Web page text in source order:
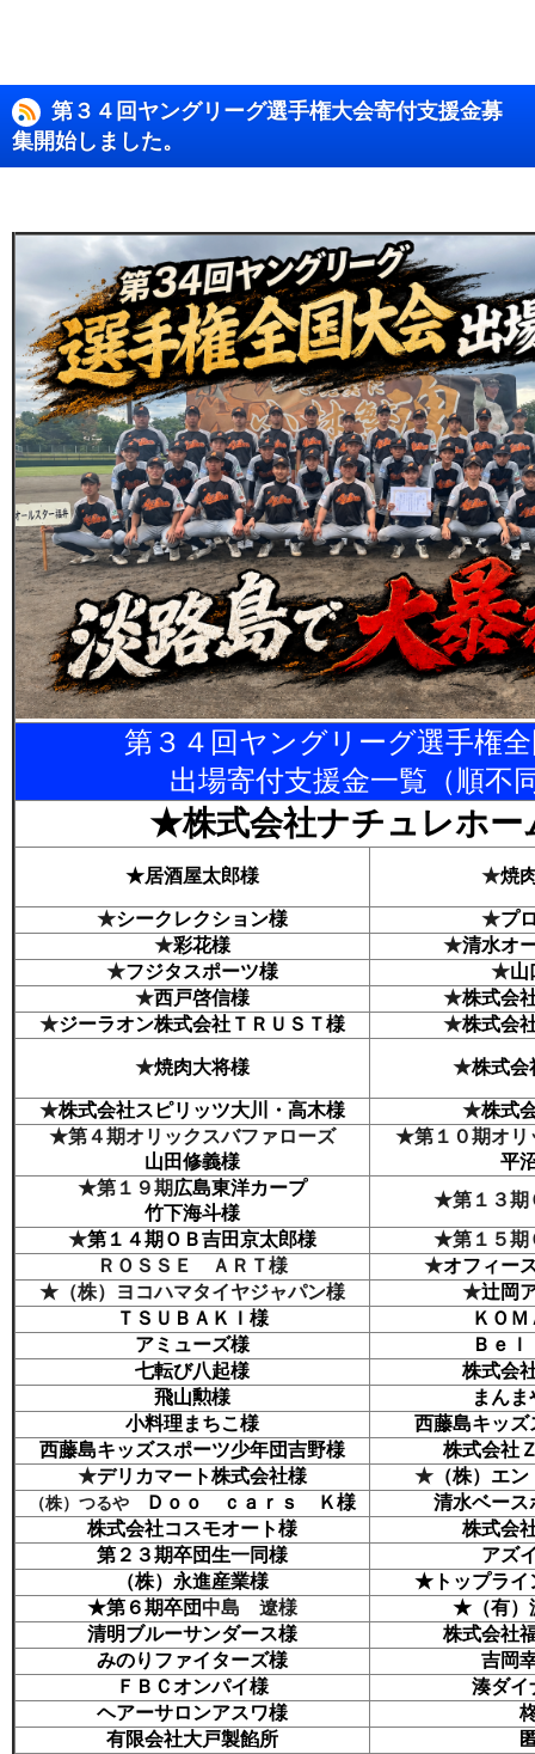
第３４回ヤングリーグ選手権大会寄付支援金募
集開始しました。
第３４回ヤングリーグ選手権
出場寄付支援金一覧（順不
★株式会社ナチュレホー
★居酒屋太郎様 ★焼
★シークレクション様 ★プ
★彩花様 ★清水オ
★フジタスポーツ様 ★山
★西戸啓信様 ★株式会
★ジーラオン株式会社ＴＲＵＳＴ様 ★株式会
★焼肉大将様 ★株式会
★株式会社スピリッツ大川・高木様 ★株式
★第４期オリックスバファローズ
山田修義様
★第１０期オリ
平
★第１９期広島東洋カープ
竹下海斗様
★第１３期
★第１４期ＯＢ吉田京太郎様
★第１５期
ＲＯＳＳＥ ＡＲＴ様
★オフィー
★（株）ヨコハマタイヤジャパン様
★辻岡
ＴＳＵＢＡＫＩ様
ＫＯ
アミューズ様
Ｂｅ
七転び八起様
株式会
飛山勲様
まん
小料理まちこ様
西藤島キッズ
西藤島キッズスポーツ少年団吉野様
株式会社
★デリカマート株式会社様 ★（株）エン
（株）つるや Ｄｏｏ ｃａｒｓ Ｋ様
清水ベース
株式会社コスモオート様
株式会
第２３期卒団生一同様
アズ
（株）永進産業様
★トップライ
★第６期卒団中島 遼様
★（有）
清明ブルーサンダース様
株式会社
みのりファイターズ様
吉岡
ＦＢＣオンパイ様
湊ダイ
ヘアーサロンアスワ様
有限会社大戸製餡所